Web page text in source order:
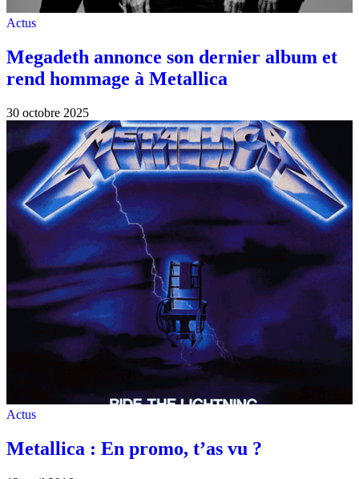
Actus
Megadeth annonce son dernier album et
rend hommage à Metallica
30 octobre 2025
Actus
Metallica : En promo, t’as vu ?